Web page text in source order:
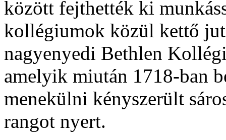
között fejthették ki
kollégiumok közül kettő
nagyenyedi Bethlen
amelyik miután 1718-ban
menekülni kényszerült
rangot nyert.